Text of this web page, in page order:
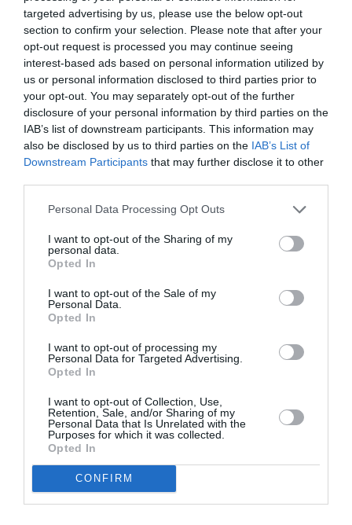
targeted advertising by us, please use the below opt-out
section to confirm your selection. Please note that after your
opt-out request is processed you may continue seeing
interest-based ads based on personal information utilized by
us or personal information disclosed to third parties prior to
your opt-out. You may separately opt-out of the further
disclosure of your personal information by third parties on the
IAB’s list of downstream participants. This information may
also be disclosed by us to third parties on the IAB’s List of
Downstream Participants that may further disclose it to other
Personal Data Processing Opt Outs
I want to opt-out of the Sharing of my
personal data.
Opted In
I want to opt-out of the Sale of my
Personal Data.
Opted In
I want to opt-out of processing my
Personal Data for Targeted Advertising.
Opted In
I want to opt-out of Collection, Use,
Retention, Sale, and/or Sharing of my
Personal Data that Is Unrelated with the
Purposes for which it was collected.
Opted In
CONFIRM
défense qui avait
longtemps servi à la France de sauver des régimes
africains en décrépitude.
Son appel à François Hollande a reçu une réponse
sèche et sans ambages. «La France va intervenir pour
protéger ses ressortissants et ses intérêts et non pour
sauver un régime.», a martelé en substance le
président français. Et lorsqu’il ajoute que «ce temps
est révolu», la réponse de «l’ami français» sonne
comme le chant du cygne pour un président
centrafricain désormais pris dans l’étau d’une
la crise centrafricaine consiste-t-elle à laisser les
rebelles mettre fin au règne calamiteux de Bozizé?
On comprend que François Hollande ne veuille pas
l’image de la France. Mais l’alternance politique et la
démocratie dont rêve l’Afrique ne peuvent advenir à
n’importe quel prix. Surtout pas au bout d’une rébellion
aussi forte soit-elle face à un régime qui n’a rien fait